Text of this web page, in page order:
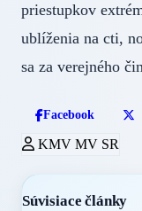
priestupkov
ublíženia na cti,
sa za verejného
Facebook
KMV MV SR
Súvisiace články